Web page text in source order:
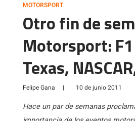
MOTORSPORT
Otro fin de
Motorsport: F1
Texas,
Felipe Gana | 10 de junio 2011
Hace un par de semanas